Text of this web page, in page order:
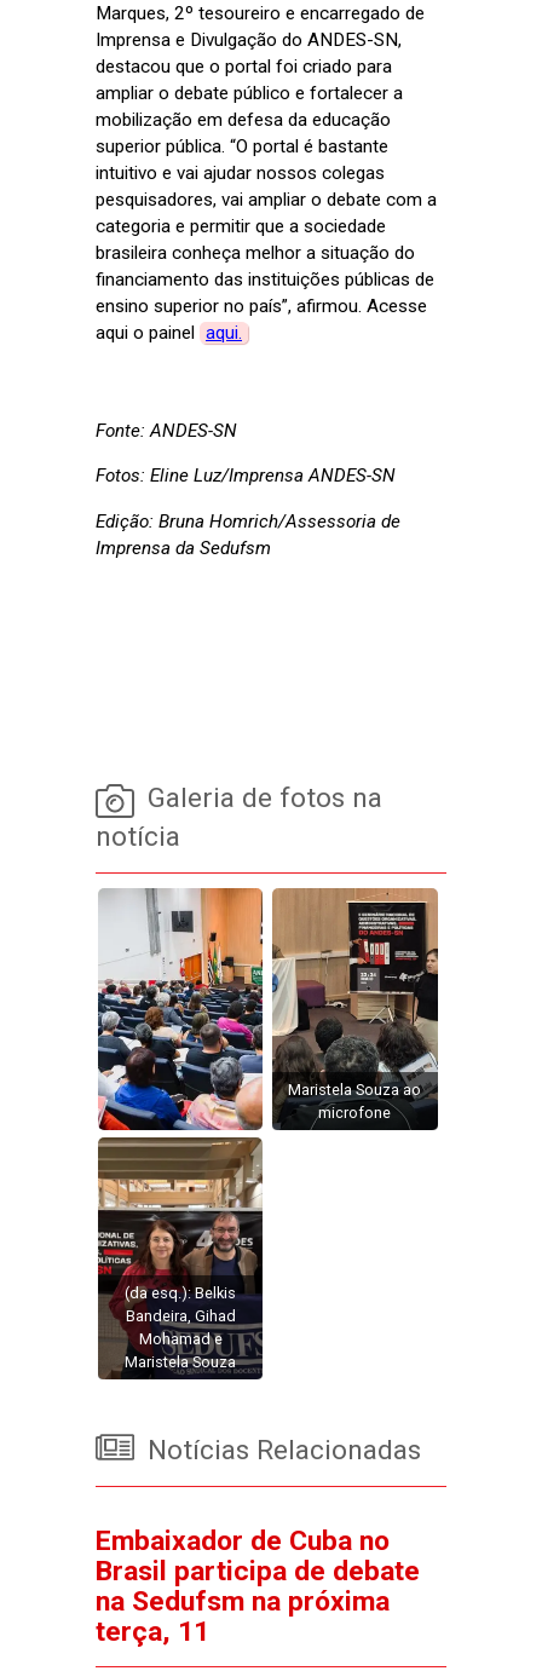
Marques, 2º tesoureiro e encarregado de
Imprensa e Divulgação do ANDES-SN,
destacou que o portal foi criado para
ampliar o debate público e fortalecer a
mobilização em defesa da educação
superior pública. “O portal é bastante
intuitivo e vai ajudar nossos colegas
pesquisadores, vai ampliar o debate com a
categoria e permitir que a sociedade
brasileira conheça melhor a situação do
financiamento das instituições públicas de
ensino superior no país”, afirmou. Acesse
aqui o painel aqui.
Fonte: ANDES-SN
Fotos: Eline Luz/Imprensa ANDES-SN
Edição: Bruna Homrich/Assessoria de
Imprensa da Sedufsm
Galeria de fotos na
notícia
Maristela Souza ao
microfone
(da esq.): Belkis
Bandeira, Gihad
Mohamad e
Maristela Souza
Notícias Relacionadas
Embaixador de Cuba no
Brasil participa de debate
na Sedufsm na próxima
terça, 11